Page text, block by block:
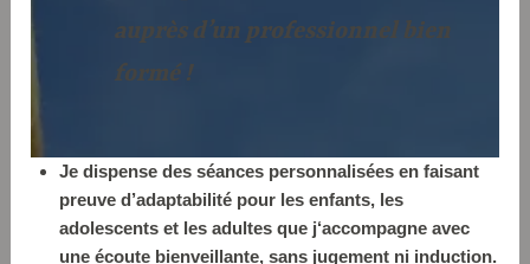
auprès d’un professionnel bien
formé !
Je dispense des séances personnalisées en faisant
preuve d’adaptabilité pour les enfants, les
adolescents et les adultes que j‘accompagne avec
une écoute bienveillante, sans jugement ni induction.